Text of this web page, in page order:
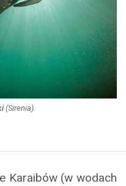
(Sirenia).
Karaibów (w wodach